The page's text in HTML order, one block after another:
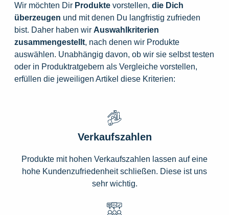
Wir möchten Dir Produkte vorstellen, die Dich
überzeugen und mit denen Du langfristig zufrieden
bist. Daher haben wir Auswahlkriterien
zusammengestellt, nach denen wir Produkte
auswählen. Unabhängig davon, ob wir sie selbst testen
oder in Produktratgebern als Vergleiche vorstellen,
erfüllen die jeweiligen Artikel diese Kriterien:
Verkaufszahlen
Produkte mit hohen Verkaufszahlen lassen auf eine
hohe Kundenzufriedenheit schließen. Diese ist uns
sehr wichtig.